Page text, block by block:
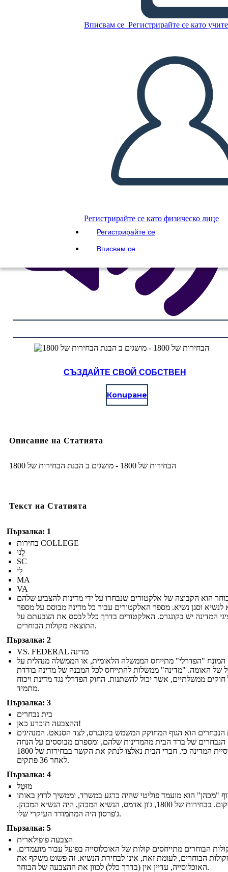
Вписвам се Регистрирайте се като
Регистрирайте се като физическо лице
Регистрирайте се
Вписвам се
הבנת הבחירות של 1800
Копирайте този Storyboard
СЪЗДАЙТЕ СЦЕНАРИЙ
ПУСКАНЕ НА СЛАЙДШОУ
ЧЕТИ МИ
СЪЗДАЙТЕ СВОЙ СОБСТВЕН
Копиране
Описание на Статията
הבחירות של 1800 - מושגים ב הבנת הבחירות של 1800
Текст на Статията
Пързалка: 1
בחירות COLLEGE
לָנוּ
SC
לִי
MA
VA
הוא הקבוצה של אלקטורים שנבחרו על ידי מדינות להצביע שלהם
לנשיא וסגן נשיא. מספר האלקטורים עבור כל מדינה מבוסס על מספר
המדינה יש בקונגרס. האלקטורים בדרך כלל לבסס את הצבעתם על
התוצאה מקולות הבוחרים.
Пързалка: 2
VS. FEDERAL מדינה
המונח "הפדרלי" מתייחס הממשלה הלאומית, או הממשלה מנהלית על
של האומה. "מדינה" ממשלות להתייחס לכל המבנה של מדינה בודדת
ממשלתיים, אשר יכול להשתנות. החוק הפדרלי נגד מדינת ויכוח
מתמיד.
Пързалка: 3
בית נבחרים
ההצבעה תוכרע כאן!
הנבחרים הוא הגוף המחוקק המשמש בקונגרס, לצד הסנאט. המנהיגים
הנבחרים של ברד הבית מהמדינות שלהם, ומספרם מבוססים על הנחה
מאוכלוסיית המדינה כי. חברי הבית נאלצו לנתק את הקשר בבחירות של 1800
לאחר 36 פתקים.
Пързалка: 4
מוּטָל
"מכהן" הוא מועמד פוליטי שהיה כרגע במשרד, וממשיך לרוץ באותו
המיקום. בבחירות של 1800, ג'ון אדמס, הנשיא המכהן, היה הנשיא המכהן.
ג'פרסון היה המתמודד העיקרי שלו.
Пързалка: 5
הצבעה פופולארית
הבוחרים מתייחסים קולות של האוכלוסייה בפועל עבור מועמדים.
הבוחרים, לעומת זאת, אינו לבחירת הנשיא. זה פשוט משקף את
האוכלוסייה, עדיין אין (בדרך כלל) לכוון את ההצבעה של הבוחר.